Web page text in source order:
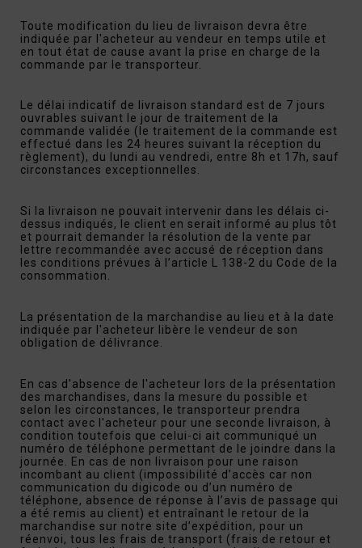
Toute modification du lieu de livraison devra être
indiquée par l'acheteur au vendeur en temps utile et
en tout état de cause avant la prise en charge de la
commande par le transporteur.
Le délai indicatif de livraison standard est de 7 jours
ouvrables suivant le jour de traitement de la
commande validée (le traitement de la commande est
effectué dans les 24 heures suivant la réception du
règlement), du lundi au vendredi, entre 8h et 17h, sauf
circonstances exceptionnelles.
Si la livraison ne pouvait intervenir dans les délais ci-
dessus indiqués, le client en serait informé au plus tôt
et pourrait demander la résolution de la vente par
lettre recommandée avec accusé de réception dans
les conditions prévues à l’article L 138-2 du Code de la
consommation.
La présentation de la marchandise au lieu et à la date
indiquée par l'acheteur libère le vendeur de son
obligation de délivrance.
En cas d'absence de l'acheteur lors de la présentation
des marchandises, dans la mesure du possible et
selon les circonstances, le transporteur prendra
contact avec l'acheteur pour une seconde livraison, à
condition toutefois que celui-ci ait communiqué un
numéro de téléphone permettant de le joindre dans la
journée. En cas de non livraison pour une raison
incombant au client (impossibilité d’accès car non
communication du digicode ou d’un numéro de
téléphone, absence de réponse à l’avis de passage qui
a été remis au client) et entraînant le retour de la
marchandise sur notre site d’expédition, pour un
réenvoi, tous les frais de transport (frais de retour et